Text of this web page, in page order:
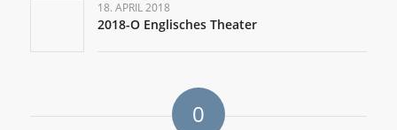
18. APRIL 2018
2018-O Englisches Theater
0